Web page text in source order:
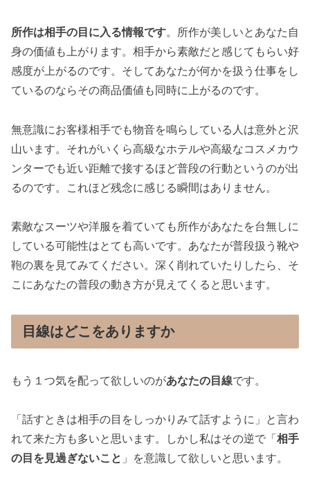
所作は相手の目に入る情報です。所作が美しいとあなた自
身の価値も上がります。相手から素敵だと感じてもらい好
感度が上がるのです。そしてあなたが何かを扱う仕事をし
ているのならその商品価値も同時に上がるのです。
無意識にお客様相手でも物音を鳴らしている人は意外と沢
山います。それがいくら高級なホテルや高級なコスメカウ
ンターでも近い距離で接するほど普段の行動というのが出
るのです。これほど残念に感じる瞬間はありません。
素敵なスーツや洋服を着ていても所作があなたを台無しに
している可能性はとても高いです。あなたが普段扱う靴や
鞄の裏を見てみてください。深く削れていたりしたら、そ
こにあなたの普段の動き方が見えてくると思います。
目線はどこをありますか
もう１つ気を配って欲しいのがあなたの目線です。
「話すときは相手の目をしっかりみて話すように」と言わ
れて来た方も多いと思います。しかし私はその逆で「 相手
の目を見過ぎないこと 」を意識して欲しいと思います。